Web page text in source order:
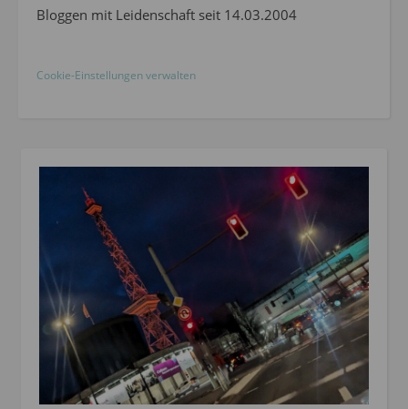
Bloggen mit Leidenschaft seit 14.03.2004
Cookie-Einstellungen verwalten